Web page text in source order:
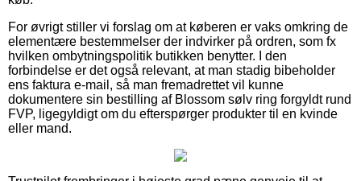
For øvrigt stiller vi forslag om at køberen er vaks omkring de
elementære bestemmelser der indvirker på ordren, som fx
hvilken ombytningspolitik butikken benytter. I den
forbindelse er det også relevant, at man stadig bibeholder
ens faktura e-mail, så man fremadrettet vil kunne
dokumentere sin bestilling af Blossom sølv ring forgyldt rund
FVP, ligegyldigt om du efterspørger produkter til en kvinde
eller mand.